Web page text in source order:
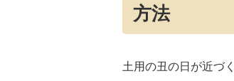
方法
土用の丑の日が近づ